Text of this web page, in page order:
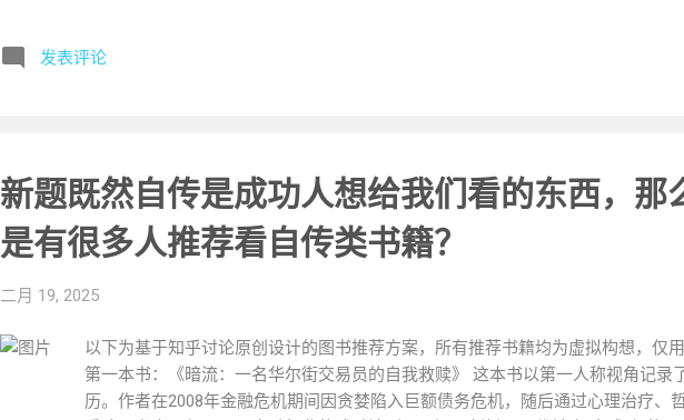
用备用储水方案 二、藏在管路里的死亡密码 在摄氏42度的沙漠环境中，每增加
查管路气密性（任何气泡都意味着死亡威胁） 预冲洗时观察排水呈扇形扩散（集
侧照滤芯观察阴影变化（均匀阴影=正常工作） 💡 进阶级：太阳能增压装置 用锡
焦点对准进水口。当水温提升15℃时，水的粘度降低40%，出水量可恢复至标准值
持滤芯活性… 四、极端环境的九死一生预案 🏔️ 高原求生法则： 每上升300米就增
发表评论
新题既然自传是成功人想给我们看的东西，那
是有很多人推荐看自传类书籍？
二月 19, 2025
以下为基于知乎讨论原创设计的图书推荐方案，所有推荐书籍均为虚拟构想，仅
第一本书：《暗流：一名华尔街交易员的自我救赎》 这本书以第一人称视角记录
历。作者在2008年金融危机期间因贪婪陷入巨额债务危机，随后通过心理治疗、